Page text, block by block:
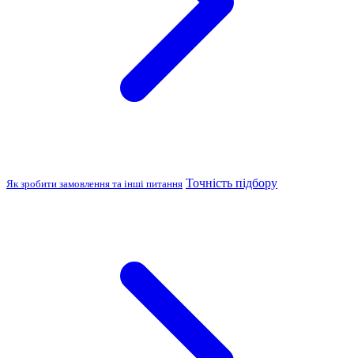
Як зробити замовлення та інші питання Точність підбору